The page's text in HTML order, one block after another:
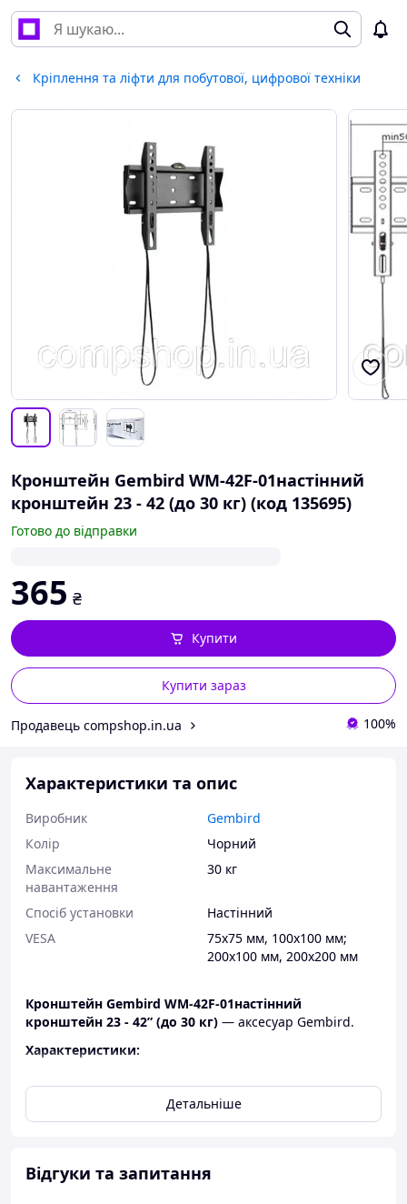
Кріплення та ліфти для побутової, цифрової техніки
Кронштейн Gembird WM-42F-01настінний
кронштейн 23 - 42 (до 30 кг) (код 135695)
Готово до відправки
365 ₴
Купити зараз
Купити
Продавець compshop.in.ua 100%
Характеристики та опис
Виробник
Gembird
Колір
Чорний
Максимальне
навантаження
30 кг
Спосіб установки
Настінний
VESA
75x75 мм, 100x100 мм;
200x100 мм, 200x200 мм
Кронштейн Gembird WM-42F-01настінний
кронштейн 23 - 42” (до 30 кг) — аксесуар Gembird.
Характеристики:
Діагональ екрана:
23"-42"
75x75 мм; 100x100 мм; 200x100 мм;
Місце встановлення:Настінні
Регулювання:
Детальніше
Відгуки та запитання